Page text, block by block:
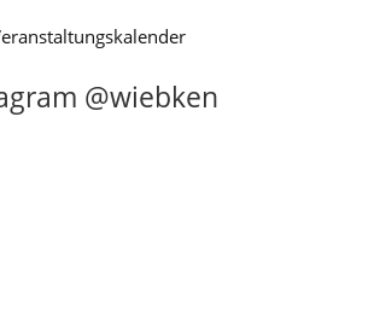
@wiebken